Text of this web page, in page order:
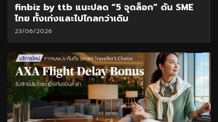
finbiz by ttb แนะปลด “5 จุดล็อก” ดัน SME
ไทย ทั้งเก่งและไปไกลกว่าเดิม
23/06/2026